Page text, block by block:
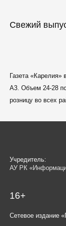
Свежий
Газета
A3. Объем 24-28
розницу во всех
Учредитель:
АУ РК
16+
Сетевое издание